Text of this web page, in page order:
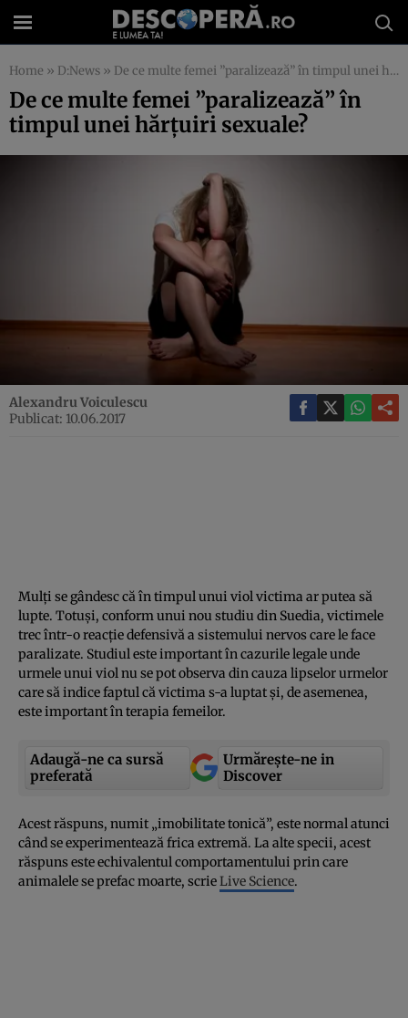
Home » D:News » De ce multe femei ”paralizează” în timpul unei hărţuiri sexuale?
De ce multe femei ”paralizează” în
timpul unei hărţuiri sexuale?
Alexandru Voiculescu
Publicat: 10.06.2017
Mulţi se gândesc că în timpul unui viol victima ar putea să
lupte. Totuşi, conform unui nou studiu din Suedia, victimele
trec într-o reacţie defensivă a sistemului nervos care le face
paralizate. Studiul este important în cazurile legale unde
urmele unui viol nu se pot observa din cauza lipselor urmelor
care să indice faptul că victima s-a luptat şi, de asemenea,
este important în terapia femeilor.
Adaugă-ne ca sursă
preferată
Urmărește-ne in
Discover
Acest răspuns, numit „imobilitate tonică”, este normal atunci
când se experimentează frica extremă. La alte specii, acest
răspuns este echivalentul comportamentului prin care
animalele se prefac moarte, scrieLive Science.